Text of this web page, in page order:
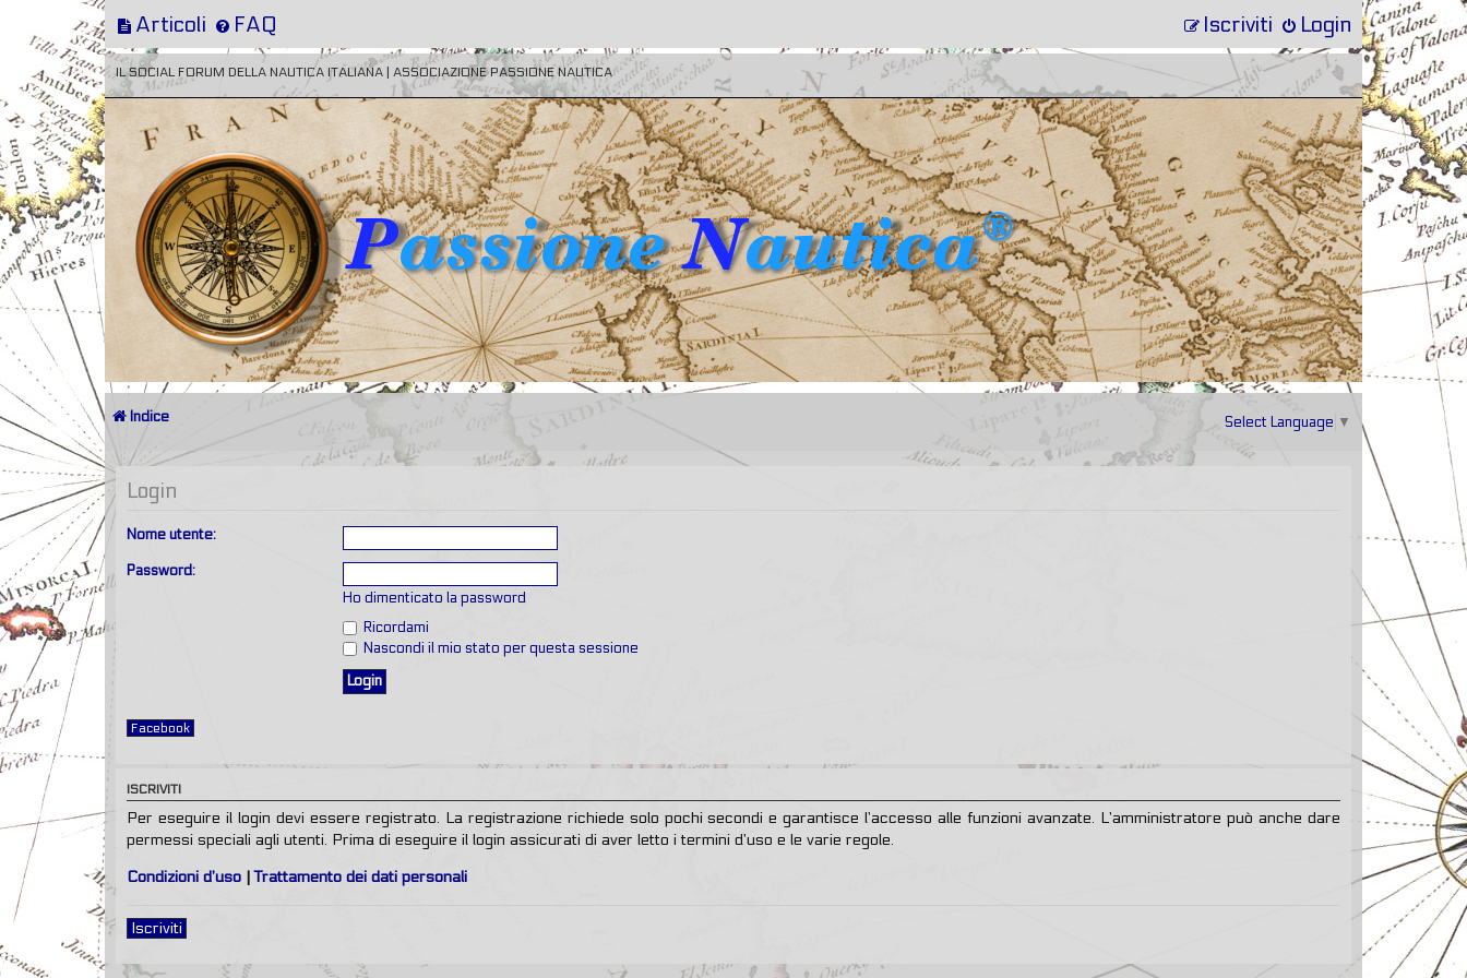
Articoli FAQ Login
Iscriviti
IL SOCIAL FORUM DELLA NAUTICA ITALIANA | ASSOCIAZIONE PASSIONE NAUTICA
Indice Select Language ▼
Login
Nome utente:
Password:
Ho dimenticato la password
Ricordami
Nascondi il mio stato per questa sessione
Facebook
ISCRIVITI
Per eseguire il login devi essere registrato. La registrazione richiede solo pochi secondi e garantisce l’accesso alle funzioni avanzate. L’amministratore può anche dare
permessi speciali agli utenti. Prima di eseguire il login assicurati di aver letto i termini d’uso e le varie regole.
Condizioni d’uso |Trattamento dei dati personali
Iscriviti